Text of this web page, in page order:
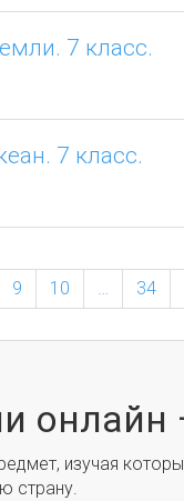
7 класс.
7 класс.
9 10 … 34
изучая
страну.